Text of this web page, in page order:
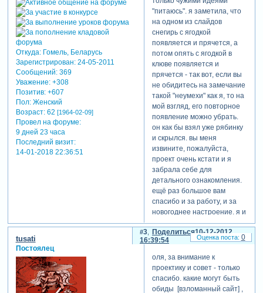
Откуда:Гомель, Беларусь
Зарегистрирован: 24-05-2011
Сообщений:369
Уважение: +308
Позитив: +607
Пол:Женский
Возраст:62 [1964-02-09]
Провел на форуме:
9 дней 23 часа
Последний визит:
14-01-2018 22:36:51
"питаюсь". я заметила, что
на одном из слайдов
снегирь с ягодкой
появляется и прячется, а
потом опять с ягодкой в
клюве появляется и
прячется - так вот, если вы
не обидитесь на замечание
такой "неумехи" как я, то на
мой взгляд, его повторное
появление можно убрать.
он как бы взял уже рябинку
и скрылся. вы меня
извините, пожалуйста,
проект очень кстати и я
забрала себе для
детального ознакомления.
ещё раз большое вам
спасибо и за работу, и за
новогоднее настроение. я и
сама уже чувствую
приближение праздника,
тем более, что у нас уже
снег как никогда раньше
обычного лёг и надолго,
судя по погоде за окном, я
уже и удавчиков на ёлку
Поделиться
3
10-12-2012
16:39:54
tusati
Постоялец
оля, за внимание к
проектику и совет - только
спасибо. какие могут быть
обиды [взломанный сайт] ,
0